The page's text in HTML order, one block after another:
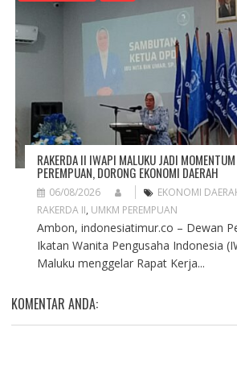
RAKERDA II IWAPI MALUKU JADI
PEREMPUAN, DORONG EKONOMI DAERAH
06/08/2026 EKONOMI
RAKERDA II, UMKM PEREMPUAN
Ambon, indonesiatimur.co – Dewan
Ikatan Wanita Pengusaha Indonesia
Maluku menggelar Rapat Kerja...
KOMENTAR ANDA: